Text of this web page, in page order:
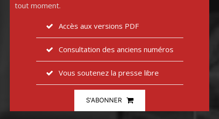
tout moment.
Accès aux versions PDF
Consultation des anciens numéros
Vous soutenez la presse libre
S'ABONNER